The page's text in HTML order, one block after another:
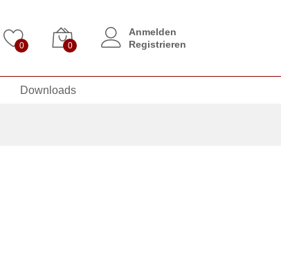
0 0
Anmelden
Registrieren
Downloads